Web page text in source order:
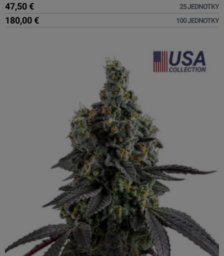
47,50 € 25 JEDNOTKY
180,00 € 100 JEDNOTKY